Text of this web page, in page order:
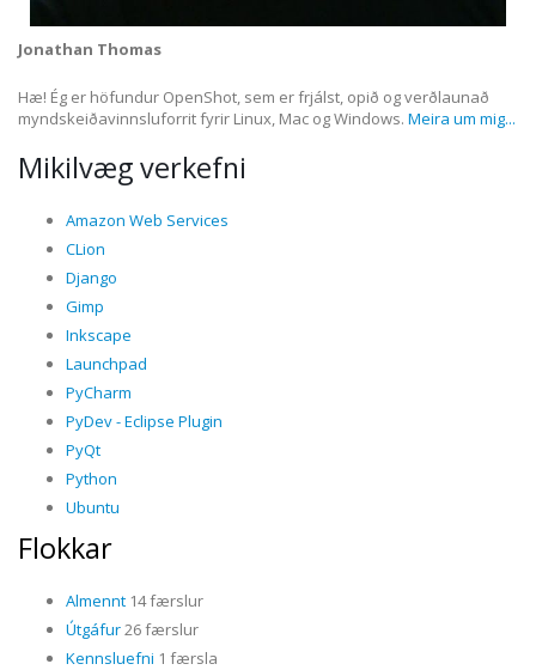
Jonathan Thomas
Hæ! Ég er höfundur OpenShot, sem er frjálst, opið og verðlaunað
myndskeiðavinnsluforrit fyrir Linux, Mac og Windows. Meira um mig...
Mikilvæg verkefni
Amazon Web Services
CLion
Django
Gimp
Inkscape
Launchpad
PyCharm
PyDev - Eclipse Plugin
PyQt
Python
Ubuntu
Flokkar
Almennt 14 færslur
Útgáfur26 færslur
Kennsluefni 1 færsla